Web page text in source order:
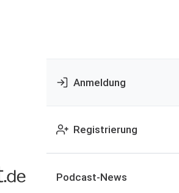
Anmeldung
Registrierung
Podcast-News